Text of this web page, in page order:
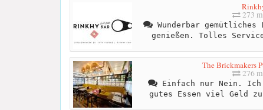
273
Wunderbar gemütliches
genießen. Tolles
The Brickmakers
276
Einfach nur Nein.
gutes Essen viel Geld